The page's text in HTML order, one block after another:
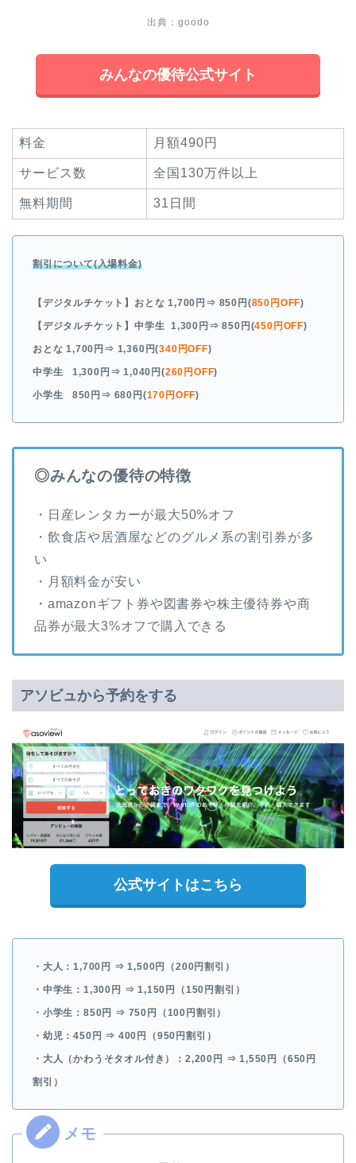
出典：goodo
みんなの優待公式サイト
料金 月額490円
サービス数 全国130万件以上
無料期間 31日間
割引について(入場料金)
【デジタルチケット】おとな1,700円 ⇒ 850円(850円OFF)
【デジタルチケット】中学生1,300円 ⇒ 850円(450円OFF)
おとな1,700円 ⇒ 1,360円(340円OFF)
中学生 1,300円 ⇒ 1,040円(260円OFF)
小学生 850円 ⇒ 680円(170円OFF)
◎みんなの優待の特徴
・日産レンタカーが最大50%オフ
・飲食店や居酒屋などのグルメ系の割引券が多
い
・月額料金が安い
・amazonギフト券や図書券や株主優待券や商
品券が最大3%オフで購入できる
アソビュから予約をする
公式サイトはこちら
・大人：1,700円 ⇒1,500円（200円割引）
・中学生：1,300円 ⇒1,150円（150円割引）
・小学生：850円 ⇒ 750円（100円割引）
・幼児：450円 ⇒ 400円（950円割引）
・大人（かわうそタオル付き）：2,200円 ⇒1,550円（650円
割引）